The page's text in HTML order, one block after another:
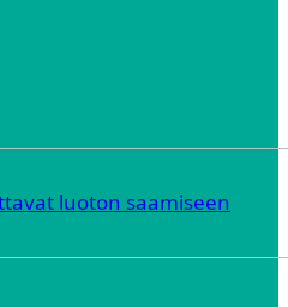
luoton saamiseen